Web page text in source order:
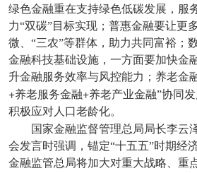
绿色金融重在支持绿色低碳发展，服
力“双碳”目标实现；普惠金融要让更
微、“三农”等群体，助力共同富裕；
金融科技基础设施，一方面要加快金
升金融服务效率与风控能力；养老金
+养老服务金融+养老产业金融”协同
积极应对人口老龄化。
国家金融监督管理总局局长李云
会发言时强调，锚定“十五五”时期经
金融监管总局将加大对重大战略、重